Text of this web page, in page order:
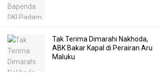
Tak Terima Dimarahi Nakhoda,
ABK Bakar Kapal di Perairan Aru
Maluku